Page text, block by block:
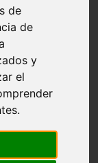
de
de
y
el